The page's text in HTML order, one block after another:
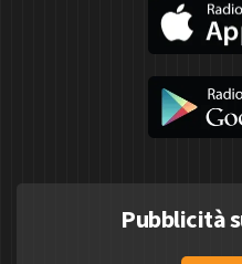
Pubblicità